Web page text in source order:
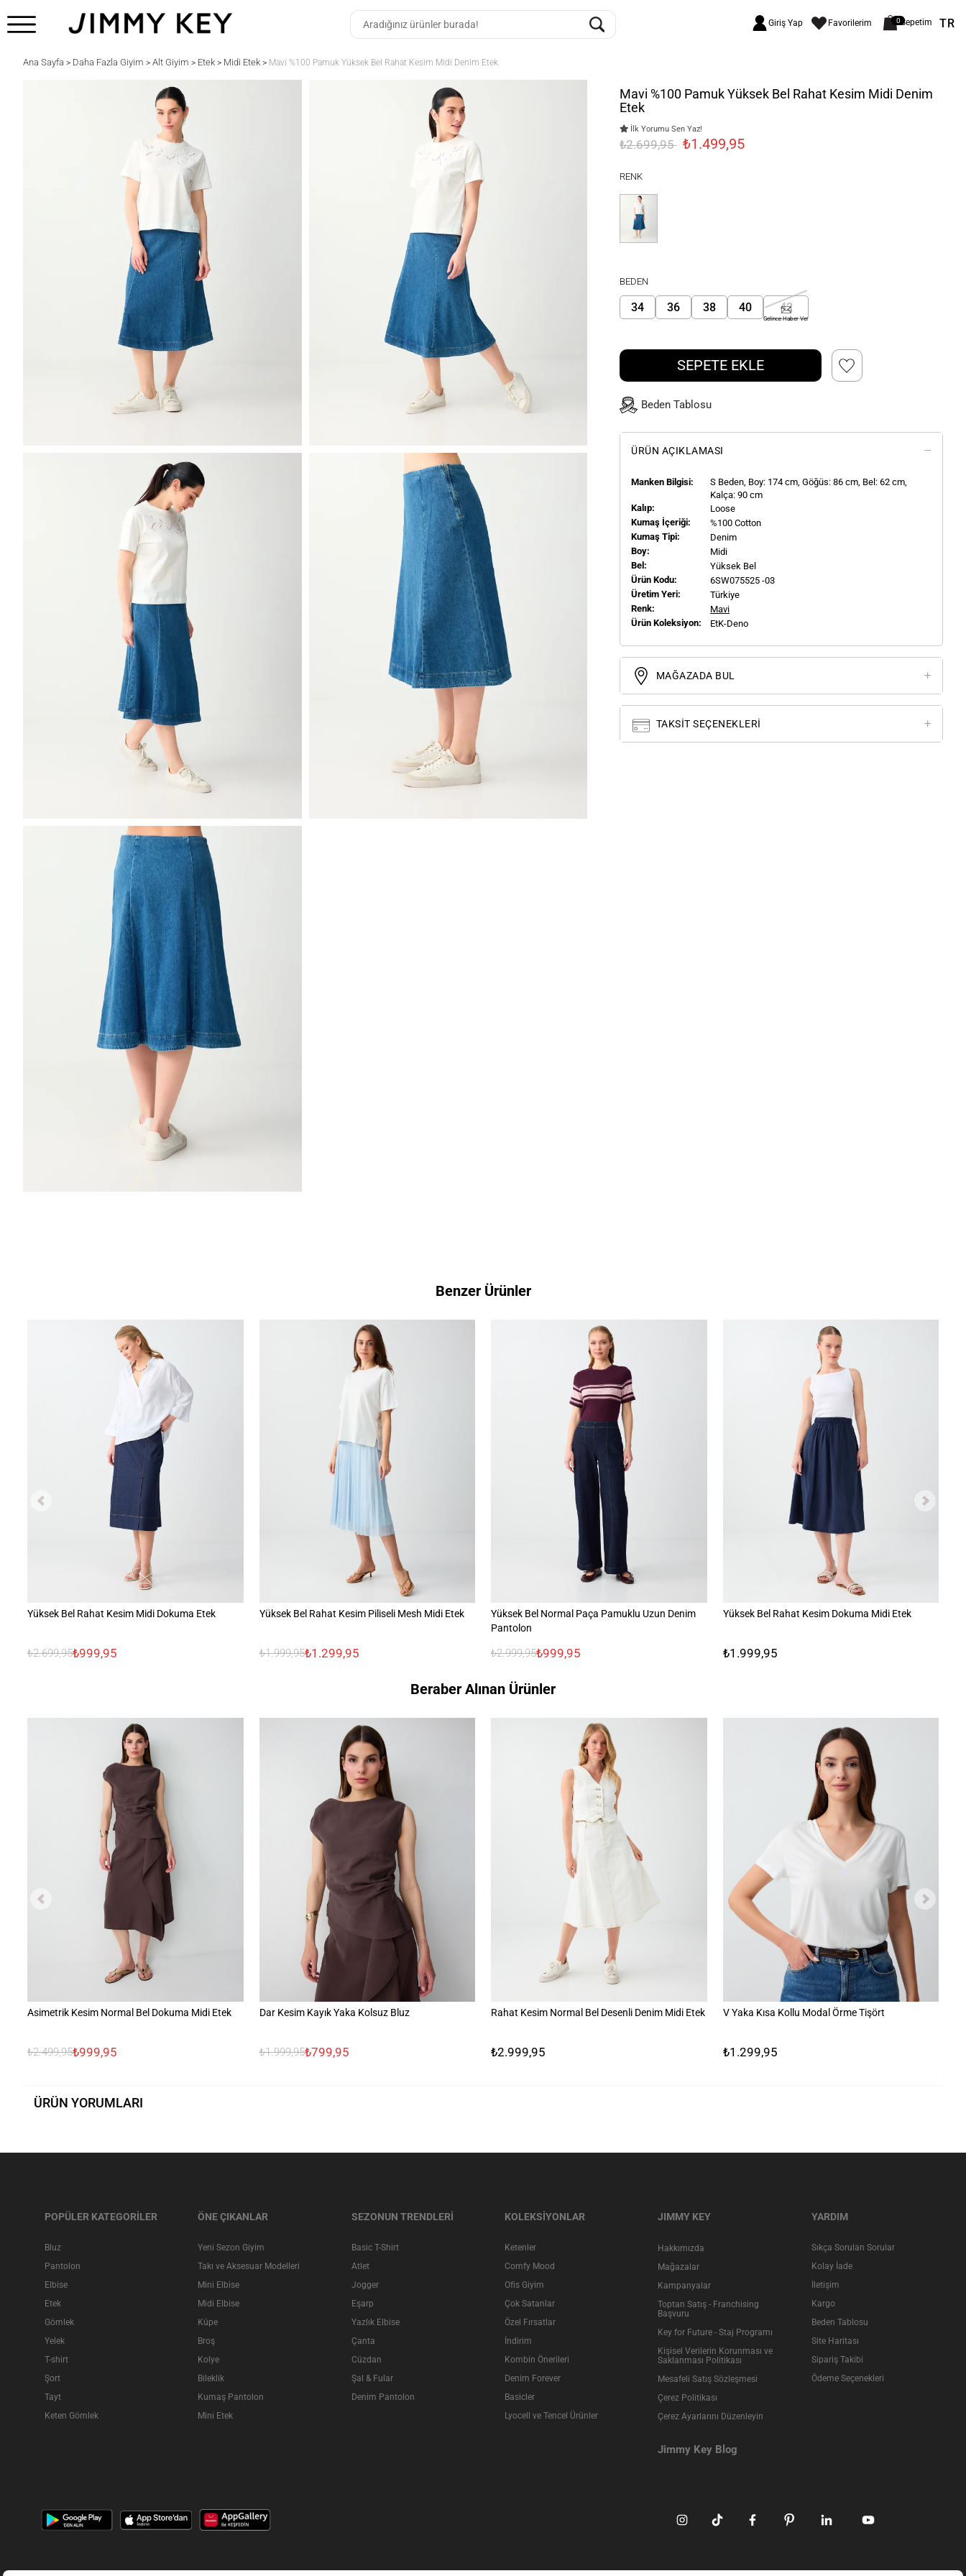
Giriş Yap Favorilerim 0Sepetim TR
Ana Sayfa > Daha Fazla Giyim > Alt Giyim > Etek > Midi Etek > Mavi %100 Pamuk Yüksek Bel Rahat Kesim Midi Denim Etek
Mavi %100 Pamuk Yüksek Bel Rahat Kesim Midi Denim
Etek
İlk Yorumu Sen Yaz!
₺2.699,95 ₺1.499,95
RENK
BEDEN
34 36 38 40 42
Gelince Haber Ver
SEPETE EKLE
Beden Tablosu
ÜRÜN AÇIKLAMASI
Manken Bilgisi: S Beden, Boy: 174 cm, Göğüs: 86 cm, Bel: 62 cm,
Kalça: 90 cm
Kalıp:
Loose
Kumaş İçeriği:
%100 Cotton
Kumaş Tipi:
Denim
Boy:
Midi
Bel:
Yüksek Bel
Ürün Kodu:
6SW075525 -03
Üretim Yeri:
Türkiye
Renk:
Mavi
Ürün Koleksiyon:
EtK-Deno
MAĞAZADA BUL
TAKSIT SEÇENEKLERI
Benzer Ürünler
Yüksek Bel Rahat Kesim Midi Dokuma Etek
₺2.699,95₺999,95
Yüksek Bel Rahat Kesim Piliseli Mesh Midi Etek
₺1.999,95₺1.299,95
Yüksek Bel Normal Paça Pamuklu Uzun Denim
Pantolon
₺2.999,95₺999,95
Yüksek Bel Rahat Kesim Dokuma Midi Etek
₺1.999,95
Beraber Alınan Ürünler
Asimetrik Kesim Normal Bel Dokuma Midi Etek
₺2.499,95₺999,95
Dar Kesim Kayık Yaka Kolsuz Bluz
₺1.999,95₺799,95
Rahat Kesim Normal Bel Desenli Denim Midi Etek
₺2.999,95
V Yaka Kısa Kollu Modal Örme Tişört
₺1.299,95
ÜRÜN YORUMLARI
POPÜLER KATEGORİLER
Bluz
Pantolon
Elbise
Etek
Gömlek
Yelek
T-shirt
Şort
Tayt
Keten Gömlek
ÖNE ÇIKANLAR
Yeni Sezon Giyim
Takı ve Aksesuar Modelleri
Mini Elbise
Midi Elbise
Küpe
Broş
Kolye
Bileklik
Kumaş Pantolon
Mini Etek
SEZONUN TRENDLERİ
Basic T-Shirt
Atlet
Jogger
Eşarp
Yazlık Elbise
Çanta
Cüzdan
Şal & Fular
Denim Pantolon
KOLEKSİYONLAR
Ketenler
Comfy Mood
Ofis Giyim
Çok Satanlar
Özel Fırsatlar
İndirim
Kombin Önerileri
Denim Forever
Basicler
Lyocell ve Tencel Ürünler
JIMMY KEY
Hakkımızda
Mağazalar
Kampanyalar
Toptan Satış - Franchising
Başvuru
Key for Future - Staj Programı
Kişisel Verilerin Korunması ve
Saklanması Politikası
Mesafeli Satış Sözleşmesi
Çerez Politikası
Çerez Ayarlarını Düzenleyin
Jimmy Key Blog
YARDIM
Sıkça Sorulan Sorular
Kolay İade
İletişim
Kargo
Beden Tablosu
Site Haritası
Sipariş Takibi
Ödeme Seçenekleri